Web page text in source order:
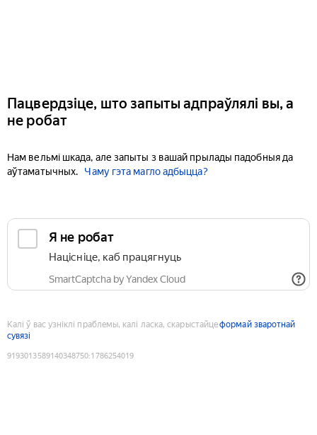
Пацвердзіце, што запыты адпраўлялі вы, а
не робат
Нам вельмі шкада, але запыты з вашай прылады падобныя да
аўтаматычных.
Чаму гэта магло адбыцца?
Я не робат
Націсніце, каб працягнуць
SmartCaptcha by Yandex Cloud
Калі ў вас узніклі праблемы, калі ласка, скарыстайцеформай зваротнай
сувязі
9193013589140348750:1786254019